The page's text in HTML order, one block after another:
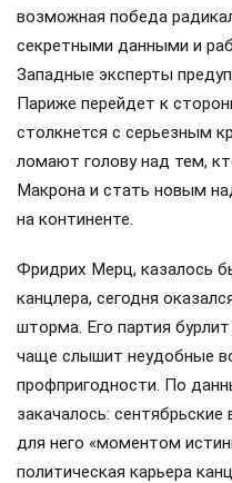
возможная победа
секретными данными и
Западные эксперты
Париже перейдет к
столкнется с серьезным
ломают голову над тем,
Макрона и стать новым
на континенте.
Фридрих Мерц, казалось
канцлера, сегодня
шторма. Его партия
чаще слышит неудобные
профпригодности. По
закачалось:
для него «моментом
политическая карьера